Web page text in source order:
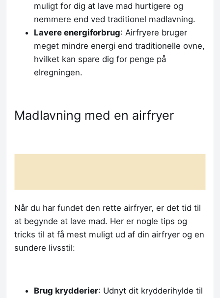
muligt for dig at lave mad hurtigere og
nemmere end ved traditionel madlavning.
Lavere energiforbrug: Airfryere bruger
meget mindre energi end traditionelle ovne,
hvilket kan spare dig for penge på
elregningen.
Madlavning med en airfryer
Når du har fundet den rette airfryer, er det tid til
at begynde at lave mad. Her er nogle tips og
tricks til at få mest muligt ud af din airfryer og en
sundere livsstil:
Brug krydderier: Udnyt dit krydderihylde til